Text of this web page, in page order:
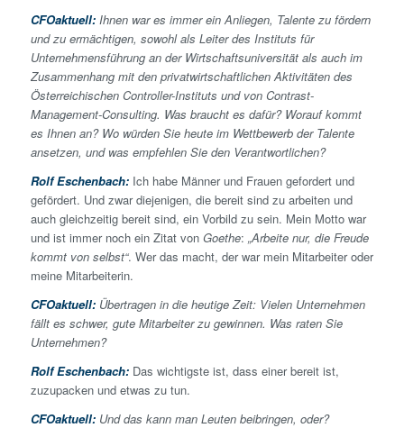
CFOaktuell: Ihnen war es immer ein Anliegen, Talente zu fördern
und zu ermächtigen, sowohl als Leiter des Instituts für
Unternehmensführung an der Wirtschaftsuniversität als auch im
Zusammenhang mit den privatwirtschaftlichen Aktivitäten des
Österreichischen Controller-Instituts und von Contrast-
Management-Consulting. Was braucht es dafür? Worauf kommt
es Ihnen an? Wo würden Sie heute im Wettbewerb der Talente
ansetzen, und was empfehlen Sie den Verantwortlichen?
Rolf Eschenbach:Ich habe Männer und Frauen gefordert und
gefördert. Und zwar diejenigen, die bereit sind zu arbeiten und
auch gleichzeitig bereit sind, ein Vorbild zu sein. Mein Motto war
und ist immer noch ein Zitat von Goethe: „Arbeite nur, die Freude
kommt von selbst“. Wer das macht, der war mein Mitarbeiter oder
meine Mitarbeiterin.
CFOaktuell: Übertragen in die heutige Zeit: Vielen Unternehmen
fällt es schwer, gute Mitarbeiter zu gewinnen. Was raten Sie
Unternehmen?
Rolf Eschenbach:Das wichtigste ist, dass einer bereit ist,
zuzupacken und etwas zu tun.
CFOaktuell: Und das kann man Leuten beibringen, oder?